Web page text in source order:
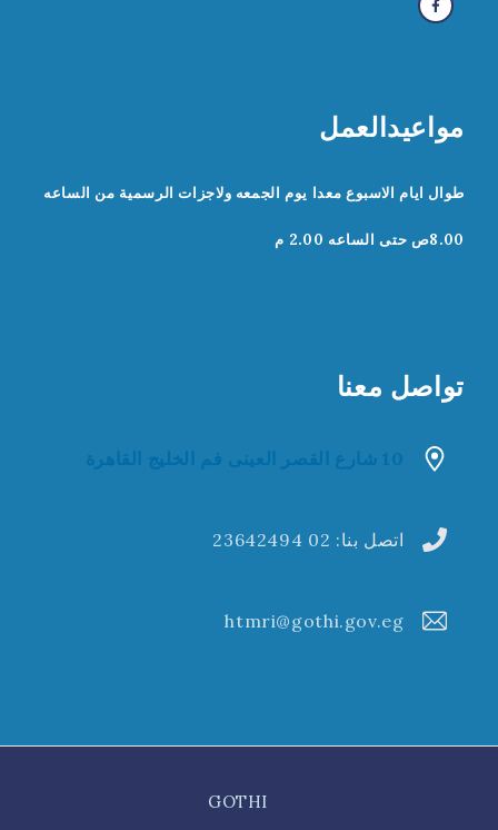
مواعيدالعمل
طوال ايام الاسبوع معدا يوم الجمعه ولاجزات الرسمية من الساعه
8.00ص حتى الساعه 2.00 م
تواصل معنا
10 شارع القصر العينى فم الخليج القاهرة
اتصل بنا: 02 23642494
htmri@gothi.gov.eg
GOTHI